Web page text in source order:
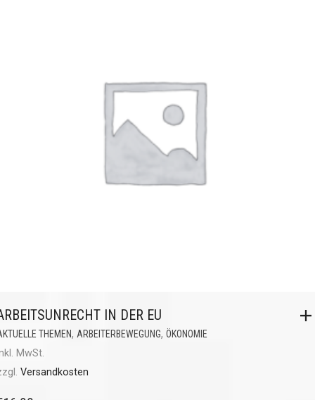
IN DER EU
THEMEN, ARBEITERBEWEGUNG, ÖKONOMIE
MwSt.
Versandkosten